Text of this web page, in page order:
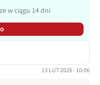
w ciągu 14 dni
13 LUT 2026 · 10:06